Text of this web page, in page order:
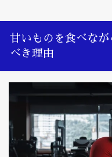
甘いものを食べな
べき理由